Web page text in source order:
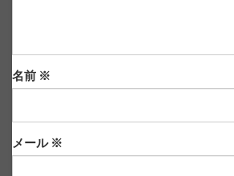
名前 ※
メール ※